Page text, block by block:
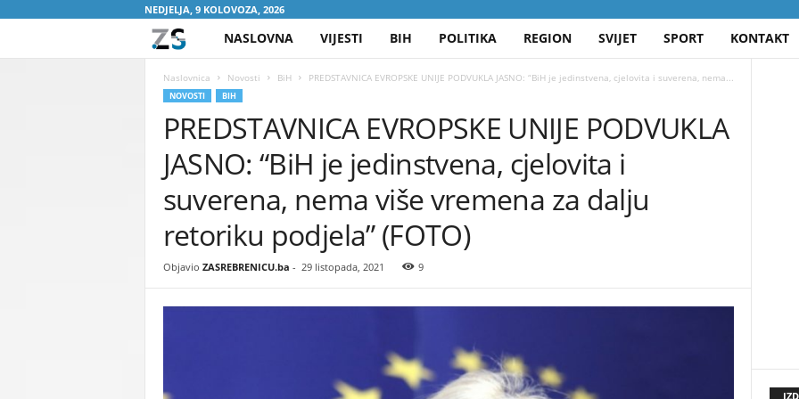
NEDJELJA, 9 KOLOVOZA, 2026
A
S
R
E
B
R
NASLOVNA VIJESTI BIH POLITIKA REGION SVIJET SPORT KONTAKT
Naslovnica Novosti BiH PREDSTAVNICA EVROPSKE UNIJE PODVUKLA JASNO: “BiH je jedinstvena, cjelovita i suverena, nema...
NOVOSTI BIH
PREDSTAVNICA EVROPSKE UNIJE PODVUKLA
JASNO: “BiH je jedinstvena, cjelovita i
suverena, nema više vremena za dalju
retoriku podjela” (FOTO)
Objavio ZASREBRENICU.ba - 29 listopada, 2021 9